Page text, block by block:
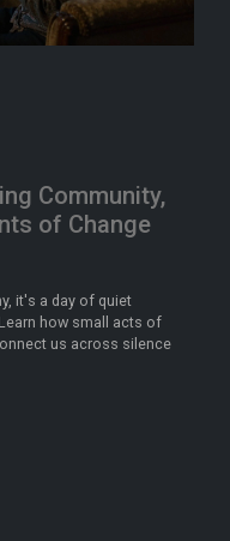
Community,
of Change
it's a day of quiet
how small acts of
us across silence